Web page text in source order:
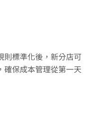
則標準化後，新分店可
確保成本管理從第一天